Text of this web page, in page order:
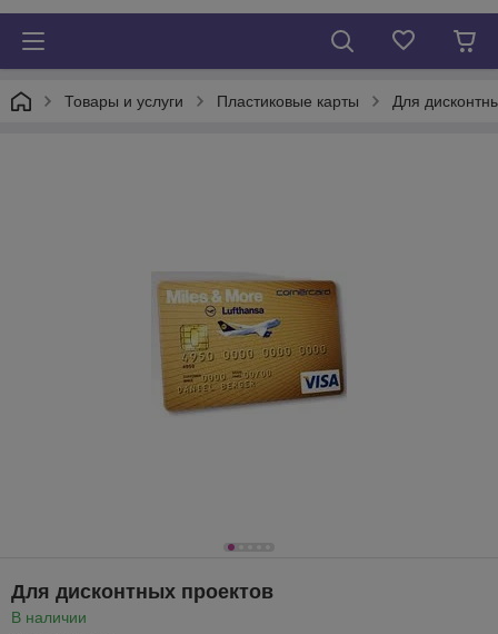
Товары и услуги Пластиковые карты Для
Для дисконтных проектов
В наличии